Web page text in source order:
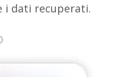
i dati recuperati.